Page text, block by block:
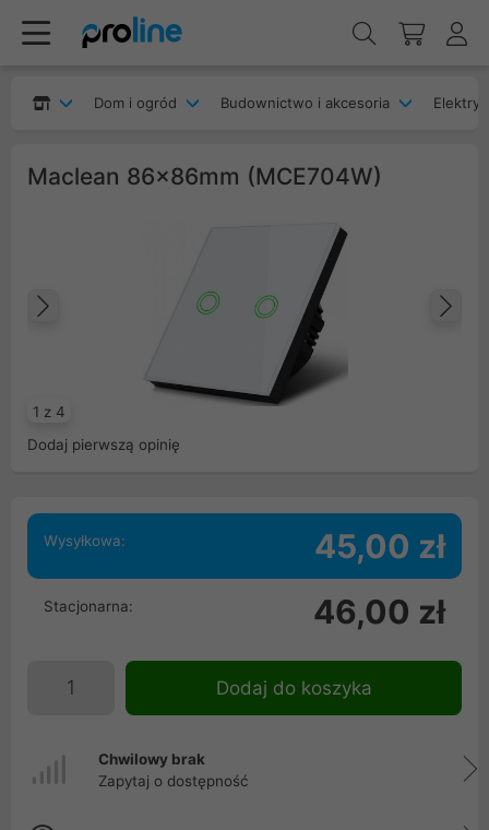
Dom i ogród Budownictwo i akcesoria
Maclean 86x86mm (MCE704W)
1 z 4
Poprzedni
Dodaj pierwszą opinię
Wysyłkowa: 45,00 zł
Stacjonarna: 46,00 zł
Dodaj do koszyka
Chwilowy brak
Zapytaj o dostępność